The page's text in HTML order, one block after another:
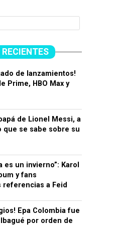
de lanzamientos!
Prime, HBO Max y
de Lionel Messi, a
que se sabe sobre su
es un invierno”: Karol
y fans
a Feid
Epa Colombia fue
por orden de